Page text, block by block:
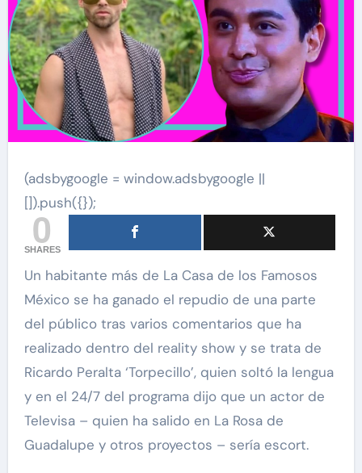
(adsbygoogle = window.adsbygoogle ||
[]).push({});
0
SHARES
Un habitante más de La Casa de los Famosos
México se ha ganado el repudio de una parte
del público tras varios comentarios que ha
realizado dentro del reality show y se trata de
Ricardo Peralta ‘Torpecillo’, quien soltó la lengua
y en el 24/7 del programa dijo que un actor de
Televisa – quien ha salido en La Rosa de
Guadalupe y otros proyectos – sería escort.